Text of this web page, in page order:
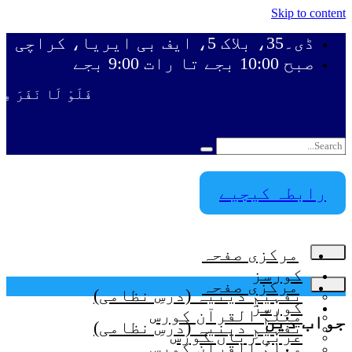
Skip to content
ڈی۔35، بلاک 5، ایف بی ایریا، کراچی
صبح 10:00 بجے تا رات 9:00 بجے
فَلَوْ لَا نَفَرَ مِنْ
رابطہ کیجیے
مرکزی صفحہ
کورسز
تفہیمِ دینیہ (درسِ نظامی)
معلمُ القرآن کورس
عربی زبان کورس
مرکزی صفحہ
کورسز
تفہیمِ دینیہ (درسِ نظامی)
معلمُ القرآن کورس
جواب دیں